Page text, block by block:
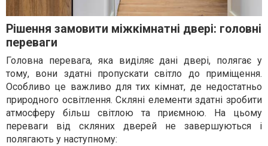
Рішення замовити міжкімнатні двері: головні
переваги
Головна перевага, яка виділяє дані двері, полягає у
тому, вони здатні пропускати світло до приміщення.
Особливо це важливо для тих кімнат, де недостатньо
природного освітлення. Скляні елементи здатні зробити
атмосферу більш світлою та приємною. На цьому
переваги від скляних дверей не завершуються і
полягають у наступному: